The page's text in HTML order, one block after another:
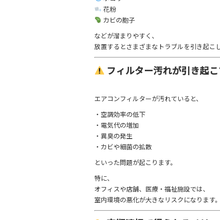
花粉
カビの胞子
などが溜まりやすく、
放置するとさまざまなトラブルを引き起こし
フィルター汚れが引き起
エアコンフィルターが汚れていると、
・空調効率の低下
・電気代の増加
・異臭の発生
・カビや細菌の拡散
といった問題が起こります。
特に、
オフィスや店舗、医療・福祉施設では、
室内環境の悪化が大きなリスクになります。